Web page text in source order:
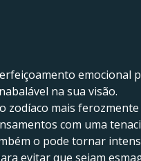
na sua visão.
zodíaco mais
com uma
o pode tornar
evitar que sejam